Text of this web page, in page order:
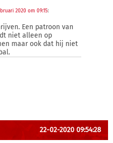
2020 om 09:15:
Een patroon van
niet alleen op
maar ook dat hij niet
22-02-2020 09:54:28